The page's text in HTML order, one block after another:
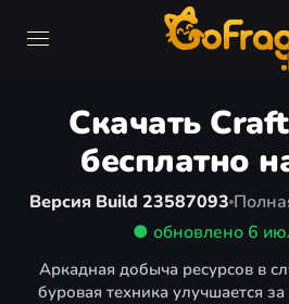
Скачать
бесплатно
Версия Build 23587093
● обновлено 6
Аркадная добыча ресурсов в
буровая техника улучшается